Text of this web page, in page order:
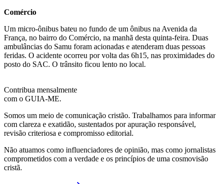
Comércio
Um micro-ônibus bateu no fundo de um ônibus na Avenida da
França, no bairro do Comércio, na manhã desta quinta-feira. Duas
ambulâncias do Samu foram acionadas e atenderam duas pessoas
feridas. O acidente ocorreu por volta das 6h15, nas proximidades do
posto do SAC. O trânsito ficou lento no local.
Contribua mensalmente
com o GUIA-ME.
Somos um meio de comunicação cristão. Trabalhamos para informar
com clareza e exatidão, sustentados por apuração responsável,
revisão criteriosa e compromisso editorial.
Não atuamos como influenciadores de opinião, mas como jornalistas
comprometidos com a verdade e os princípios de uma cosmovisão
cristã.